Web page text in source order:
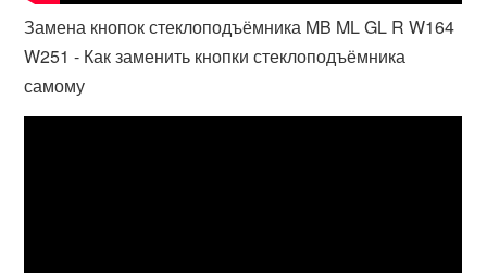
Замена кнопок стеклоподъёмника MB ML GL R W164
W251 - Как заменить кнопки стеклоподъёмника
самому